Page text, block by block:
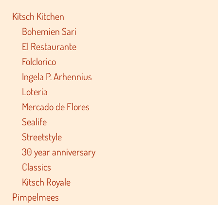
Kitsch Kitchen
Bohemien Sari
El Restaurante
Folclorico
Ingela P. Arhennius
Loteria
Mercado de Flores
Sealife
Streetstyle
30 year anniversary
Classics
Kitsch Royale
Pimpelmees